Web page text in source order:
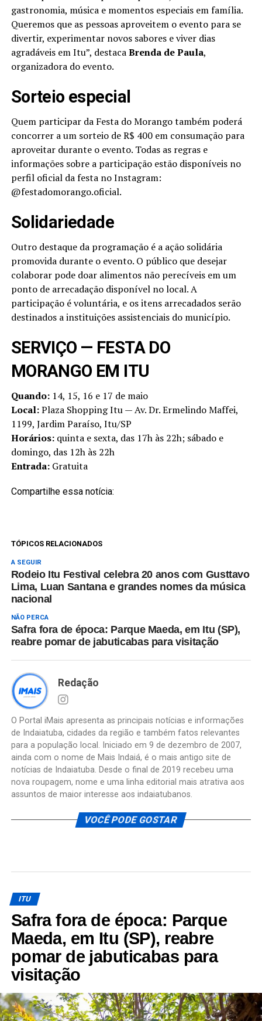
gastronomia, música e momentos especiais em família.
Queremos que as pessoas aproveitem o evento para se
divertir, experimentar novos sabores e viver dias
agradáveis em Itu”, destacaBrenda de Paula,
organizadora do evento.
Sorteio especial
Quem participar da Festa do Morango também poderá
concorrer a um sorteio de R$ 400 em consumação para
aproveitar durante o evento. Todas as regras e
informações sobre a participação estão disponíveis no
perfil oficial da festa no Instagram:
@festadomorango.oficial.
Solidariedade
Outro destaque da programação é a ação solidária
promovida durante o evento. O público que desejar
colaborar pode doar alimentos não perecíveis em um
ponto de arrecadação disponível no local. A
participação é voluntária, e os itens arrecadados serão
destinados a instituições assistenciais do município.
SERVIÇO — FESTA DO
MORANGO EM ITU
Quando:14, 15, 16 e 17 de maio
Local:Plaza Shopping Itu — Av. Dr. Ermelindo Maffei,
1199, Jardim Paraíso, Itu/SP
Horários:quinta e sexta, das 17h às 22h; sábado e
domingo, das 12h às 22h
Entrada:Gratuita
Compartilhe essa notícia:
TÓPICOS RELACIONADOS
A SEGUIR
Rodeio Itu Festival celebra 20 anos com Gusttavo
Lima, Luan Santana e grandes nomes da música
nacional
NÃO PERCA
Safra fora de época: Parque Maeda, em Itu (SP),
reabre pomar de jabuticabas para visitação
Redação
O Portal iMais apresenta as principais notícias e informações
de Indaiatuba, cidades da região e também fatos relevantes
para a população local. Iniciado em 9 de dezembro de 2007,
ainda com o nome de Mais Indaiá, é o mais antigo site de
notícias de Indaiatuba. Desde o final de 2019 recebeu uma
nova roupagem, nome e uma linha editorial mais atrativa aos
assuntos de maior interesse aos indaiatubanos.
VOCÊ PODE GOSTAR
ITU
Safra fora de época: Parque
Maeda, em Itu (SP), reabre
pomar de jabuticabas para
visitação